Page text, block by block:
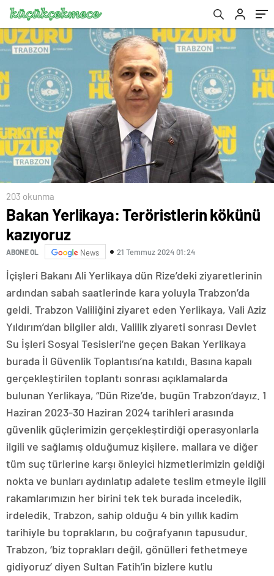
203 okunma
Bakan Yerlikaya: Teröristlerin kökünü
kazıyoruz
ABONE OL News 21 Temmuz 2024 01:24
İçişleri Bakanı Ali Yerlikaya dün Rize’deki ziyaretlerinin
ardından sabah saatlerinde kara yoluyla Trabzon’da
geldi. Trabzon Valiliğini ziyaret eden Yerlikaya, Vali Aziz
Yıldırım’dan bilgiler aldı. Valilik ziyareti sonrası Devlet
Su İşleri Sosyal Tesisleri’ne geçen Bakan Yerlikaya
burada İl Güvenlik Toplantısı’na katıldı. Basına kapalı
gerçekleştirilen toplantı sonrası açıklamalarda
bulunan Yerlikaya, “Dün Rize’de, bugün Trabzon’dayız. 1
Haziran 2023-30 Haziran 2024 tarihleri arasında
güvenlik güçlerimizin gerçekleştirdiği operasyonlarla
ilgili ve sağlamış olduğumuz kişilere, mallara ve diğer
tüm suç türlerine karşı önleyici hizmetlerimizin geldiği
nokta ve bunları aydınlatıp adalete teslim etmeyle ilgili
rakamlarımızın her birini tek tek burada inceledik,
irdeledik. Trabzon, sahip olduğu 4 bin yıllık kadim
tarihiyle bu toprakların, bu coğrafyanın tapusudur.
Trabzon, ‘biz toprakları değil, gönülleri fethetmeye
gidiyoruz’ diyen Sultan Fatih’in bizlere kutlu